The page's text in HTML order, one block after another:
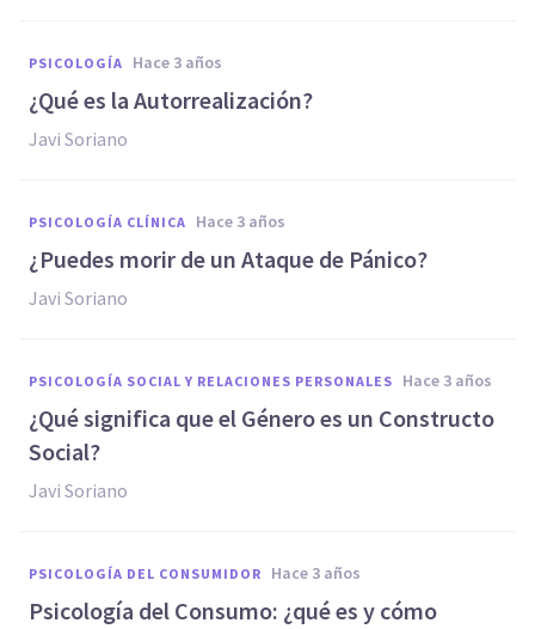
PSICOLOGÍA hace 3 años
¿Qué es la Autorrealización?
Javi Soriano
PSICOLOGÍA CLÍNICA hace 3 años
¿Puedes morir de un Ataque de Pánico?
Javi Soriano
PSICOLOGÍA SOCIAL Y RELACIONES PERSONALES hace 3 años
¿Qué significa que el Género es un Constructo
Social?
Javi Soriano
PSICOLOGÍA DEL CONSUMIDOR hace 3 años
Psicología del Consumo: ¿qué es y cómo